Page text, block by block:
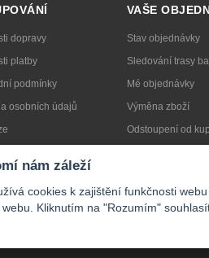
dopravy
platby
podmínky
osobních údajů
VAŠE
Stav objednávky
Sledování trasy
Mé objednávky
Výměna zboží
Odstoupení od
nám záleží
cookies k zajištění funkčnosti
Kliknutím na "Rozumím"